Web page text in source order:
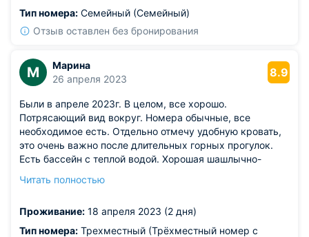
Тип номера: Семейный (Семейный)
Отзыв оставлен без бронирования
М
Марина
26 апреля 2023
8.9
Были в апреле 2023г. В целом, все хорошо.
Потрясающий вид вокруг. Номера обычные, все
необходимое есть. Отдельно отмечу удобную кровать,
это очень важно после длительных горных прогулок.
Есть бассейн с теплой водой. Хорошая шашлычно-
вроде есть, но видимо, зависит от погоды. Но там
Ростелеком точно). Многие приезжают уже не первый
раз, мы тоже обязательно вернемся.
Читать полностью
Проживание: 18 апреля 2023 (2 дня)
Тип номера: Трехместный (Трёхместный номер с